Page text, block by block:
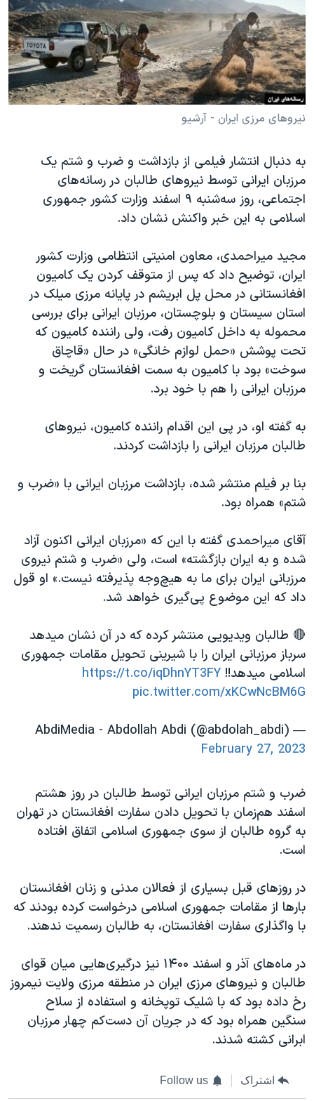
فرهنگ و زندگی
حقوق شهروندی
اقتصادی
علم و فناوری
اسرائیل در جنگ
آرشیو پخش زنده
مستندها
انتخابات ریاست جمهوری آمریکا ۲۰۲۴
حمله جمهوری اسلامی به اسرائیل
رمز مهسا
ورزش زنان در ایران
مجموعه مستندهای دادخواهی
تریبونال مردمی آبان ۹۸
دادگاه حمید نوری
قانون شفافیت دارائی کادر رهبری ایران
اعتراضات مردمی آبان ۹۸
اسرائیل در جنگ
نرگس محمدی برنده جایزه نوبل صلح
همایش محافظه‌کاران آمریکا «سی‌پک»
صفحه‌های ویژه
دنبال کنید
زبانهای مختلف
نیروهای مرزی ایران - آرشیو
به دنبال انتشار فیلمی از بازداشت و ضرب و شتم یک
مرزبان ایرانی توسط نیروهای طالبان در رسانه‌های
اجتماعی، روز سه‌شنبه ۹ اسفند وزارت کشور جمهوری
اسلامی به این خبر واکنش نشان داد.
مجید میراحمدی، معاون امنیتی انتظامی وزارت کشور
ایران، توضیح داد که پس از متوقف کردن یک کامیون
افغانستانی در محل پل ابریشم در پایانه مرزی میلک در
استان سیستان و بلوچستان، مرزبان ایرانی برای بررسی
محموله به داخل کامیون رفت، ولی راننده کامیون که
تحت پوشش «حمل لوازم خانگی» در حال «قاچاق
سوخت» بود با کامیون به سمت افغانستان گریخت و
مرزبان ایرانی را هم با خود برد.
به گفته او، در پی این اقدام راننده کامیون، نیروهای
طالبان مرزبان ایرانی را بازداشت کردند.
بنا بر فیلم منتشر شده، بازداشت مرزبان ایرانی با «ضرب و
شتم» همراه بود.
آقای میراحمدی گفته با این که «مرزبان ایرانی اکنون آزاد
شده و به ایران بازگشته» است، ولی «ضرب و شتم نیروی
مرزبانی ایران برای ما به هیچ‌وجه پذیرفته نیست.» او قول
داد که این موضوع پی‌گیری خواهد شد.
🔴 طالبان ویدیویی منتشر کرده که در آن نشان میدهد
سرباز مرزبانی ایران را با شیرینی تحویل مقامات جمهوری
اسلامی میدهد!! https://t.co/iqDhnYT3FY
pic.twitter.com/xKCwNcBM6G
— AbdiMedia - Abdollah Abdi (@abdolah_abdi)
February 27, 2023
ضرب و شتم مرزبان ایرانی توسط طالبان در روز هشتم
اسفند هم‌زمان با تحویل دادن سفارت افغانستان در تهران
به گروه طالبان از سوی جمهوری اسلامی اتفاق افتاده
است.
در روزهای قبل بسیاری از فعالان مدنی و زنان افغانستان
بارها از مقامات جمهوری اسلامی درخواست کرده بودند که
با واگذاری سفارت افغانستان، به طالبان رسمیت ندهند.
در ماه‌های آذر و اسفند ۱۴۰۰ نیز درگیری‌هایی میان قوای
طالبان و نیروهای مرزی ایران در منطقه مرزی ولایت نیمروز
رخ داده بود که با شلیک توپخانه و استفاده از سلاح
سنگین همراه بود که در جریان آن دست‌کم چهار مرزبان
ابرانی کشته شدند.
اشتراک Follow us